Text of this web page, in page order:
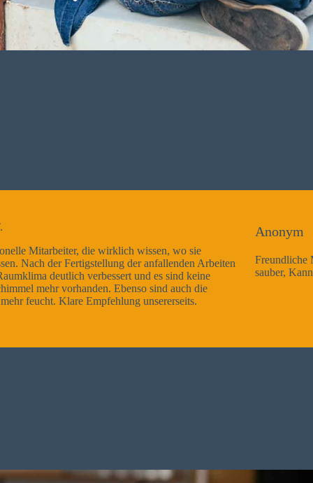
Arbeiten
die
Freundliche Mitarbeiter, Arbeitsausführung sehr gut und
sauber, Kann ich nur weiterempfehlen